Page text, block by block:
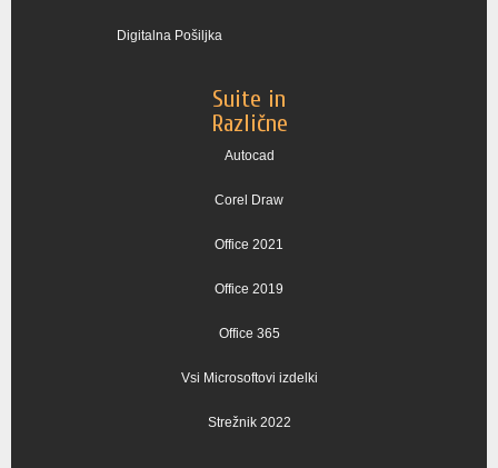
Digitalna Pošiljka
Suite in
Različne
Autocad
Corel Draw
Office 2021
Office 2019
Office 365
Vsi Microsoftovi izdelki
Strežnik 2022